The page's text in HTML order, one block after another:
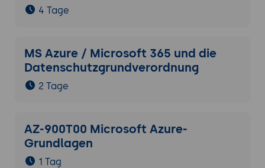
4 Tage
MS Azure / Microsoft 365 und die
Datenschutzgrundverordnung
2 Tage
AZ-900T00 Microsoft Azure-
Grundlagen
1 Tag